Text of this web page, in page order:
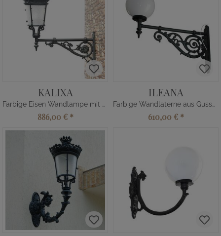
KALIXA
Farbige Eisen Wandlampe mit Blüte
886,00 € *
ILEANA
Farbige Wandlaterne aus Gusseisen
610,00 € *